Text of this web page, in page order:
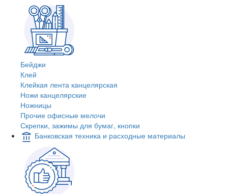
Бейджи
Клей
Клейкая лента канцелярская
Ножи канцелярские
Ножницы
Прочие офисные мелочи
Скрепки, зажимы для бумаг, кнопки
Банковская техника и расходные материалы